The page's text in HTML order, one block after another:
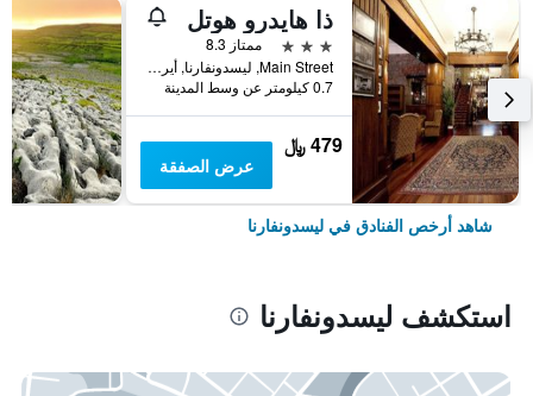
ذا هايدرو هوتل
3 نجوم
ممتاز 8.3
Main Street, ليسدونفارنا, أيرلندا
0.7 كيلومتر عن وسط المدينة
479 ﷼
عرض الصفقة
شاهد أرخص الفنادق في ليسدونفارنا
استكشف ليسدونفارنا